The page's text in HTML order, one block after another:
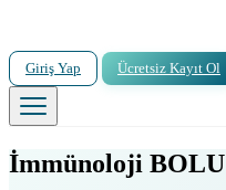
Giriş Yap Ücretsiz Kayıt Ol
İmmünoloji BOLU